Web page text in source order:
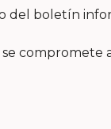
del boletín
compromete